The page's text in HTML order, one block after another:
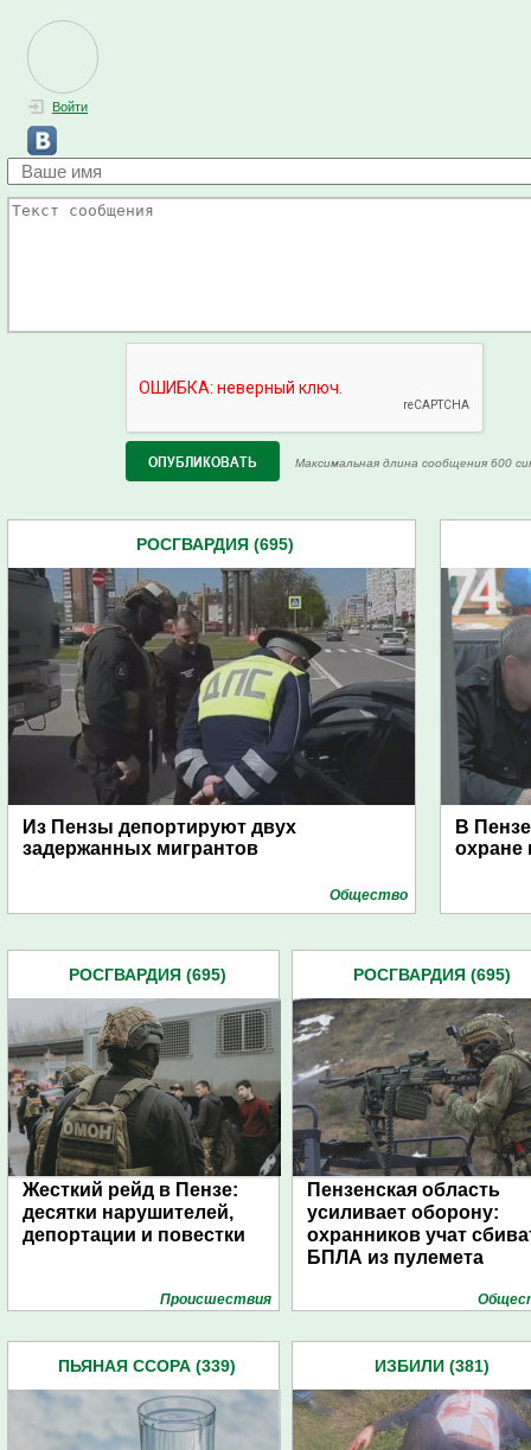
Войти
Максимальная длина сообщения 600
РОСГВАРДИЯ (695)
Из Пензы депортируют двух
задержанных мигрантов
Общество
В
охране
РОСГВАРДИЯ (695)
Жесткий рейд в Пензе:
десятки нарушителей,
депортации и повестки
Проиcшествия
РОСГВАРДИЯ (695)
Пензенская область
усиливает оборону:
охранников учат
БПЛА из пулемета
ПЬЯНАЯ ССОРА (339) ИЗБИЛИ (381)